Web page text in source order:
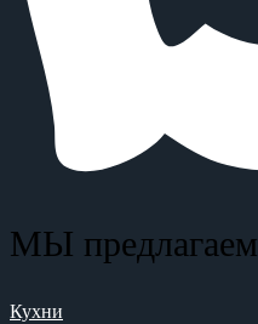
МЫ предлагаем
Кухни